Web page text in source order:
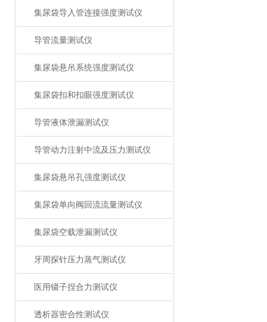
集尿袋导入管连接强度测试仪
导管流量测试仪
集尿袋悬吊系统强度测试仪
集尿袋扣和扣眼强度测试仪
导管液体泄漏测试仪
导管动力注射中流及压力测试仪
集尿袋悬吊孔强度测试仪
集尿袋单向阀回流流量测试仪
集尿袋空载泄漏测试仪
牙周探针压力蒸气测试仪
医用镊子捏合力测试仪
透析器密合性测试仪